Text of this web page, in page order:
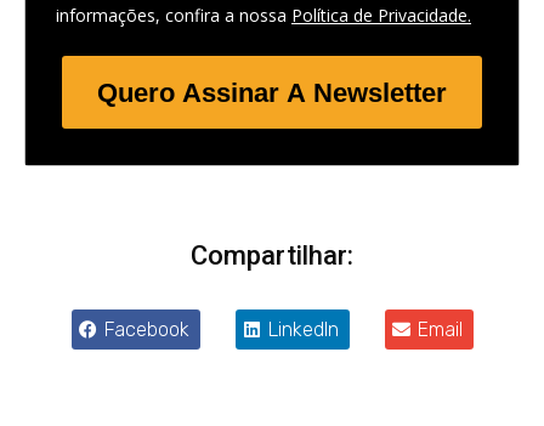
informações, confira a nossa Política de Privacidade.
Quero Assinar A Newsletter
Compartilhar:
Facebook LinkedIn Email